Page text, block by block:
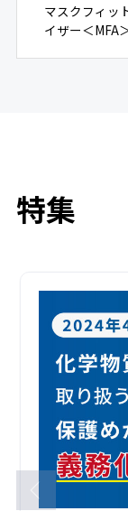
マスクフィッ
イザー＜MFA
特集